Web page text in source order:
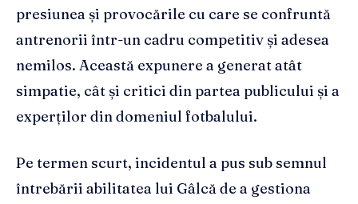
presiunea și provocările cu care se confruntă
antrenorii într-un cadru competitiv și adesea
nemilos. Această expunere a generat atât
simpatie, cât și critici din partea publicului și a
experților din domeniul fotbalului.
Pe termen scurt, incidentul a pus sub semnul
întrebării abilitatea lui Gâlcă de a gestiona